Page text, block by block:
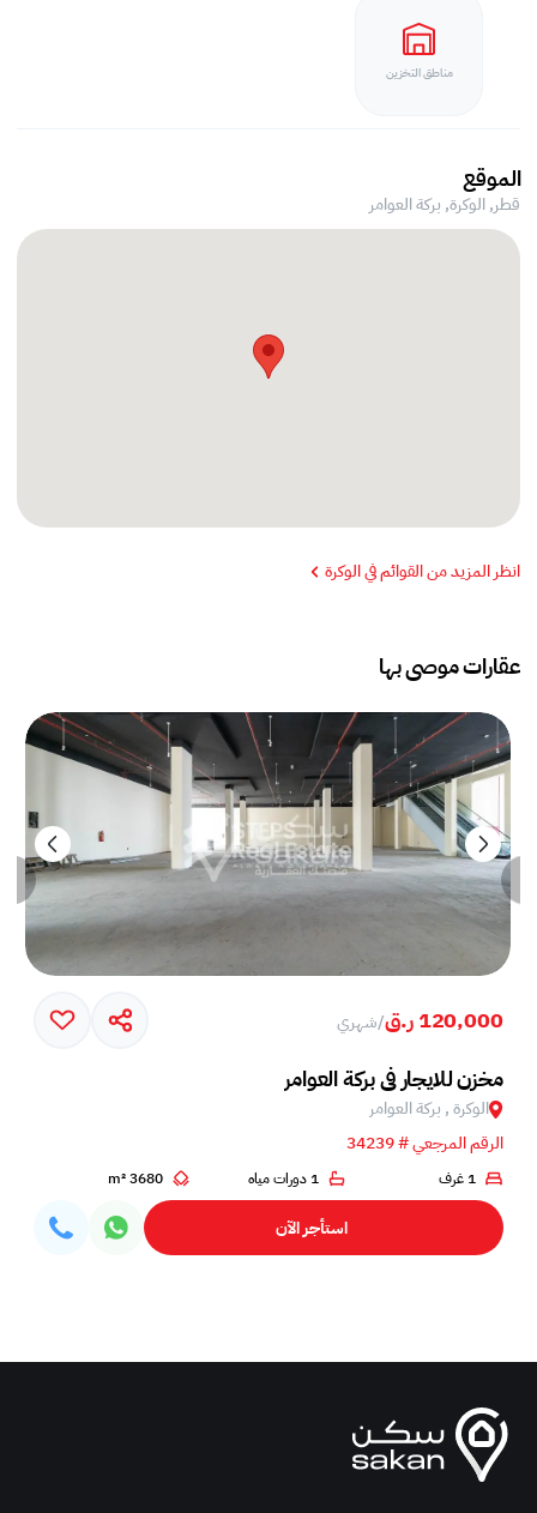
مناطق التخزين
الموقع
قطر, الوكرة, بركة العوامر‎
انظر المزيد من القوائم في الوكرة
عقارات موصى بها
120,000 ر.ق /شهري
مخزن للايجار في بركة العوامر
الوكرة , بركة العوامر‎
الرقم المرجعي # 34239
1 غرف 1 دورات مياه 3680 m²
استأجر الآن